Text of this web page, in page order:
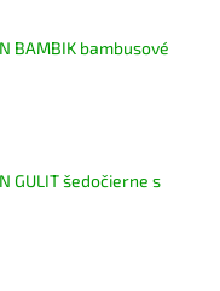
BAMBIK bambusové
GULIT šedočierne s